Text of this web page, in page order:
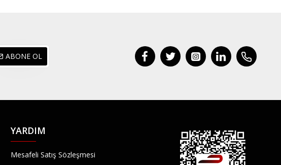
ABONE OL
YARDIM
Mesafeli Satış Sözleşmesi